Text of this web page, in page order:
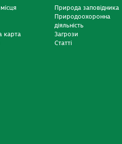
карта
Природа заповідника
Природоохоронна
діяльність
Загрози
Статті